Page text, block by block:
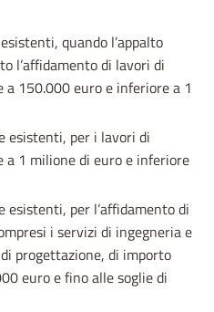
quando l’appalto
l’affidamento di lavori di
a 150.000 euro e inferiore a 1
esistenti, per i lavori di
a 1 milione di euro e inferiore
esistenti, per l’affidamento di
i servizi di ingegneria e
progettazione, di importo
euro e fino alle soglie di